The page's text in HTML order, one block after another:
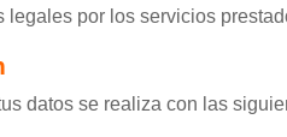
legales por los servicios
datos se realiza con las